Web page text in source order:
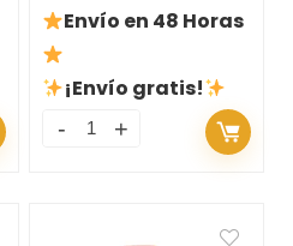
Envío en 48 Horas
¡Envío gratis!